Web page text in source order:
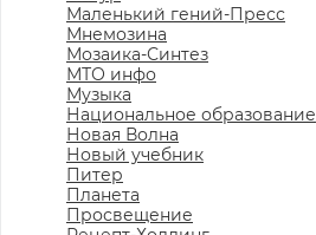
Маленький гений-Пресс
Мнемозина
Мозаика-Синтез
МТО инфо
Музыка
Национальное образование
Новая Волна
Новый учебник
Питер
Планета
Просвещение